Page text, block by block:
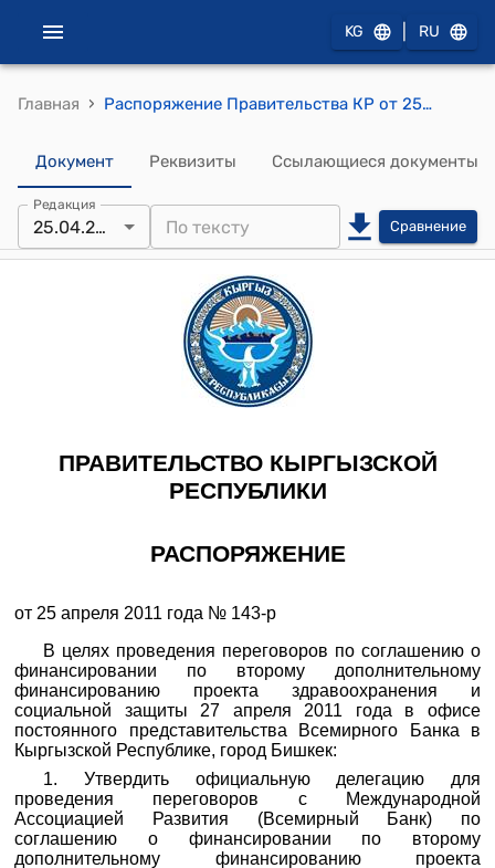
KG RU
Главная › Распоряжение Правительства КР от 25 апреля 2011 года № 143-р (Об утверждении официальной делегации для проведения переговоров с Международной Ассоциацией Развития (Всемирный Банк) по соглашению о финансировании по второму дополнительному финансированию проекта здравоохранения и социальной защиты)
Документ Реквизиты Ссылающиеся документы
Редакция
25.04.2011 Сравнение